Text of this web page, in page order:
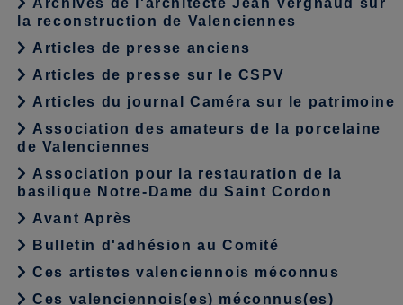
Archives de l'architecte Jean Vergnaud sur
la reconstruction de Valenciennes
Articles de presse anciens
Articles de presse sur le CSPV
Articles du journal Caméra sur le patrimoine
Association des amateurs de la porcelaine
de Valenciennes
Association pour la restauration de la
basilique Notre-Dame du Saint Cordon
Avant Après
Bulletin d'adhésion au Comité
Ces artistes valenciennois méconnus
Ces valenciennois(es) méconnus(es)